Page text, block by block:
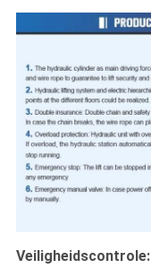
Veiligheidscontrole: